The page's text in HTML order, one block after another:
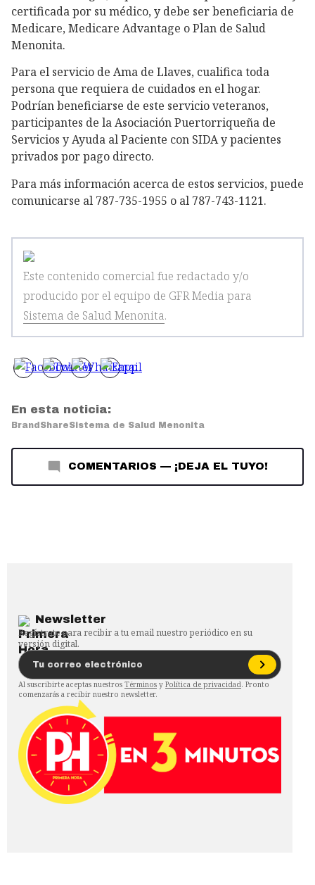
certificada por su médico, y debe ser beneficiaria de
Medicare, Medicare Advantage o Plan de Salud
Menonita.
Para el servicio de Ama de Llaves, cualifica toda
persona que requiera de cuidados en el hogar.
Podrían beneficiarse de este servicio veteranos,
participantes de la Asociación Puertorriqueña de
Servicios y Ayuda al Paciente con SIDA y pacientes
privados por pago directo.
Para más información acerca de estos servicios, puede
comunicarse al 787-735-1955 o al 787-743-1121.
Este contenido comercial fue redactado y/o
producido por el equipo de GFR Media para
Sistema de Salud Menonita.
En esta noticia:
BrandShareSistema de Salud Menonita
COMENTARIOS — ¡DEJA EL TUYO!
Newsletter
Regístrate para recibir a tu email nuestro periódico en su
versión digital.
Al suscribirte aceptas nuestros Términos y Política de privacidad. Pronto
comenzarás a recibir nuestro newsletter.